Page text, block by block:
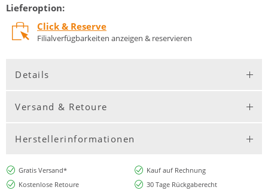
Lieferoption:
Click & Reserve
Filialverfügbarkeiten anzeigen & reservieren
Details
Versand & Retoure
Herstellerinformationen
Gratis Versand*
Kauf auf Rechnung
Kostenlose Retoure
30 Tage Rückgaberecht